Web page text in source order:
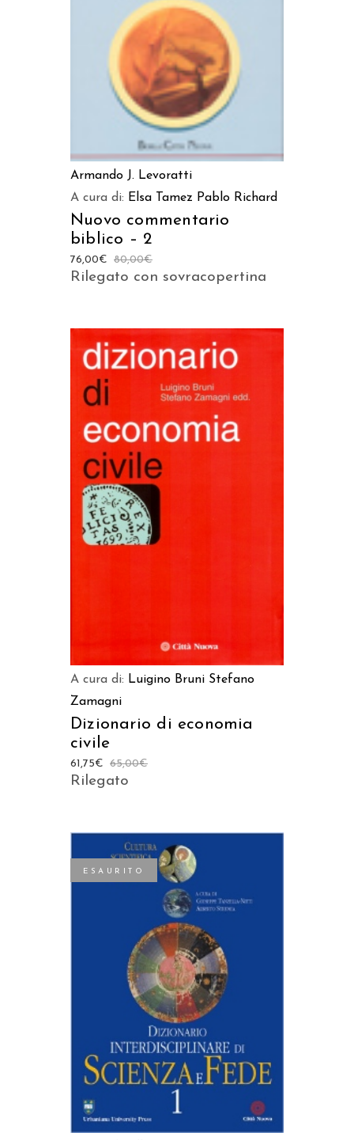
AGGIUNGI AL CARRELLO
Armando J. Levoratti
A cura di: Elsa Tamez Pablo Richard
Nuovo commentario
biblico – 2
80,00€
76,00€
Rilegato con sovracopertina
AGGIUNGI AL CARRELLO
A cura di: Luigino Bruni Stefano
Zamagni
Dizionario di economia
civile
65,00€
61,75€
Rilegato
ESAURITO
LEGGI TUTTO